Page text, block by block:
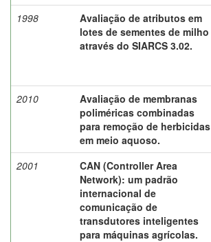
1998
Avaliação de atributos em
lotes de sementes de milho
através do SIARCS 3.02.
2010
Avaliação de membranas
poliméricas combinadas
para remoção de herbicidas
em meio aquoso.
2001
CAN (Controller Area
Network): um padrão
internacional de
comunicação de
transdutores inteligentes
para máquinas agrícolas.